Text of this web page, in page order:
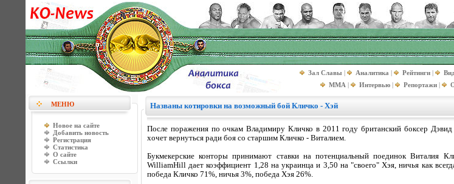
Зал Славы | Аналитика | Рейтинги |
MMA | Интервью | Репортажи |
МЕНЮ
Новое на сайте
Добавить новость
Регистрация
Статистика
О сайте
Ссылки
Названы котировки на возможный бой Кличко - Хэй
После поражения по очкам Владимиру Кличко в 2011 году британский боксер Дэвид
хочет вернуться ради боя со старшим Кличко - Виталием.
Букмекерские конторы принимают ставки на потенциальный поединок Виталия
WilliamHill дает коэффициент 1,28 на украинца и 3,50 на "своего" Хэя, ничья как
победа Кличко 71%, ничья 3%, победа Хэя 26%.